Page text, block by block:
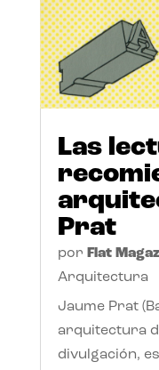
Las
Prat
por Flat
Arquitectura
Jaume Prat
arquitectura
divulgación,